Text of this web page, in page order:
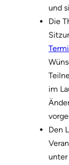
und
Die
im
Den
unter